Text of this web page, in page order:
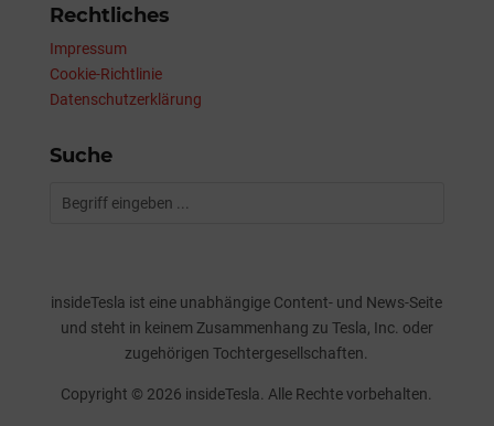
Rechtliches
Impressum
Cookie-Richtlinie
Datenschutzerklärung
Suche
insideTesla ist eine unabhängige Content- und News-Seite
und steht in keinem Zusammenhang zu Tesla, Inc. oder
zugehörigen Tochtergesellschaften.
Copyright © 2026 insideTesla. Alle Rechte vorbehalten.